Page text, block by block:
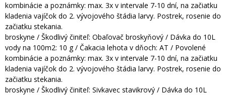
kombinácie a poznámky: max. 3x v intervale 7-10 dní, na začiatku
kladenia vajíčok do 2. vývojového štádia larvy. Postrek, rosenie do
začiatku stekania.
broskyne / Škodlivý činiteľ: Obaľovač broskyňový / Dávka do 10L
vody na 100m2: 10 g / Čakacia lehota v dňoch: AT / Povolené
kombinácie a poznámky: max. 3x v intervale 7-10 dní, na začiatku
kladenia vajíčok do 2. vývojového štádia larvy. Postrek, rosenie do
začiatku stekania.
broskyne / Škodlivý činiteľ: Sivkavec stavikrový / Dávka do 10L